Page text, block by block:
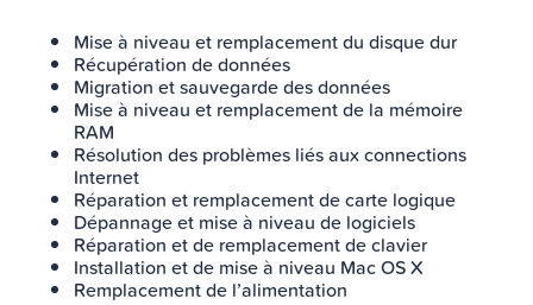
Mise à niveau et remplacement du disque dur
Récupération de données
Migration et sauvegarde des données
Mise à niveau et remplacement de la mémoire
RAM
Résolution des problèmes liés aux connections
Internet
Réparation et remplacement de carte logique
Dépannage et mise à niveau de logiciels
Réparation et de remplacement de clavier
Installation et de mise à niveau Mac OS X
Remplacement de l’alimentation